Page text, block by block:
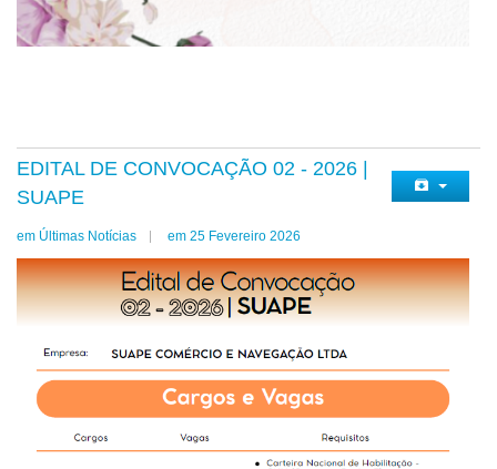
EDITAL DE CONVOCAÇÃO 02 - 2026 |
SUAPE
em Últimas Notícias em 25 Fevereiro 2026